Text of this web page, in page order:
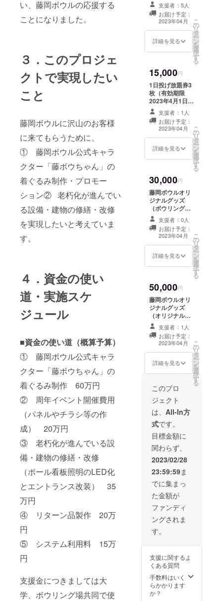
い、藤岡ボウルの応援する
ことになりました。
３．このプロジェ
クトで実現したい
こと
藤岡ボウルに沢山のお客様
に来てもらうために、
① 藤岡ボウル公式キャラ
クター「藤ボウちゃん」の
着ぐるみ制作・プロモー
ション② 老朽化が進んでい
る設備・建物の修繕・改修
を実現したいと考えていま
す。
４．資金の使い
道・実施スケ
ジュール
■資金の使い道（概算予算）
① 藤岡ボウル公式キャラ
クター「藤ボウちゃん」の
着ぐるみ制作 60万円
② 周年イベント開催費用
（パネルやチラシ等の作
成） 20万円
③ 老朽化が進んでいる設
備・建物の修繕・改修
（ポール看板照明のLED化
とエントランス改装） 35
万円
④ リターン品製作 20万
円
⑤ システム利用料 15万
円
支援金につきましては大
学、ボウリング場共同で使
カー）、thanks
カード
支援者：5人
お届け予定：
2023年04月
詳細を見る
こ
の
リ
タ
ー
ン
を
選
択
す
る
15,000円
1日投げ放題券3
枚（有効期限
2023年4月1日か
ら2024年3月31
日まで）、藤岡
ボウルオリジナ
ルタオル、
thanksカード
支援者：1人
お届け予定：
2023年04月
詳細を見る
こ
の
リ
タ
ー
ン
を
選
択
す
る
30,000円
藤岡ボウルオリ
ジナルグッズ
（ボウリング
シャツ、Tシャ
ツ、タオル、ス
テッカー）
thanksカード
支援者：0人
お届け予定：
2023年04月
詳細を見る
こ
の
リ
タ
ー
ン
を
選
択
す
る
50,000円
藤岡ボウルオリ
ジナルグッズ
（オリジナルボ
ウリングシャ
ツ、サーモスタ
ンブラー、Tシャ
ツ、タオル、ス
テッカー）
thanksカード
支援者：1人
お届け予定：
2023年04月
詳細を見る
こ
の
リ
タ
ー
ン
を
選
択
す
る
このプロ
ジェクト
は、 All-In方
式です。
目標金額に
関わらず、
2023/02/28
23:59:59ま
でに集まっ
た金額が
ファンディ
ングされま
す。
支援に関するよ
くある質問
手数料はいく
らかかります
か？